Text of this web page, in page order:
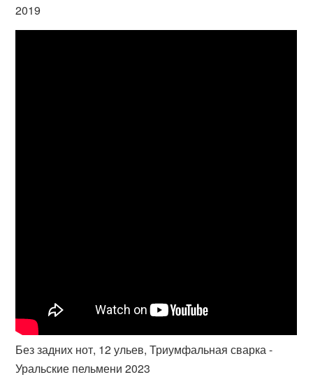
2019
Без задних нот, 12 ульев, Триумфальная сварка -
Уральские пельмени 2023